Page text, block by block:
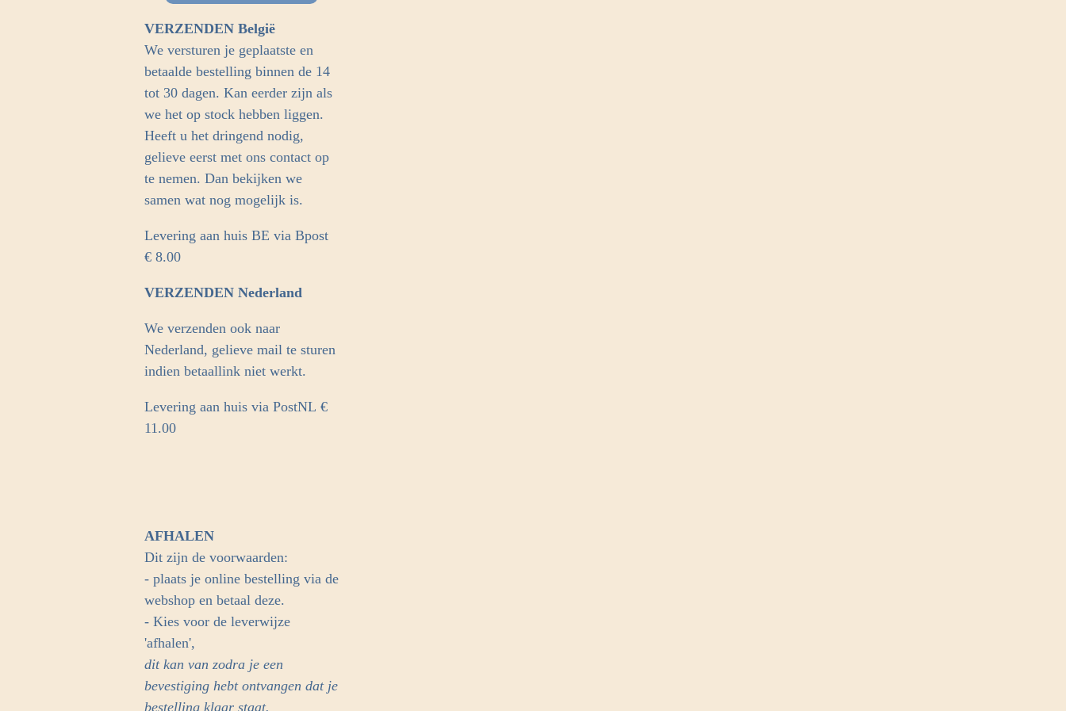
o
r
m
VERZENDEN België
We versturen je geplaatste en
betaalde bestelling binnen de 14
tot 30 dagen. Kan eerder zijn als
we het op stock hebben liggen.
Heeft u het dringend nodig,
gelieve eerst met ons contact op
te nemen. Dan bekijken we
samen wat nog mogelijk is.
Levering aan huis BE via Bpost
€ 8.00
VERZENDEN Nederland
We verzenden ook naar
Nederland, gelieve mail te sturen
indien betaallink niet werkt.
Levering aan huis via PostNL €
11.00
AFHALEN
Dit zijn de voorwaarden:
- plaats je online bestelling via de
webshop en betaal deze.
- Kies voor de leverwijze
'afhalen',
dit kan van zodra je een
bevestiging hebt ontvangen dat je
bestelling klaar staat.